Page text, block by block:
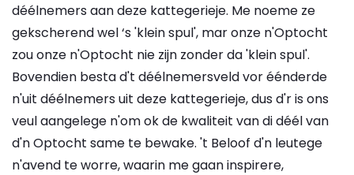
déélnemers aan deze kattegerieje. Me noeme ze
gekscherend wel ‘s 'klein spul', mar onze n'Optocht
zou onze n'Optocht nie zijn zonder da 'klein spul'.
Bovendien besta d't déélnemersveld vor éénderde
n'uit déélnemers uit deze kattegerieje, dus d'r is ons
veul aangelege n'om ok de kwaliteit van di déél van
d'n Optocht same te bewake. 't Beloof d'n leutege
n'avend te worre, waarin me gaan inspirere,